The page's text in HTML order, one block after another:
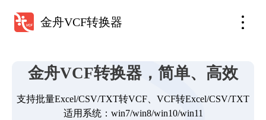
金舟VCF转换器
金舟VCF转换器，简单、高效
支持批量Excel/CSV/TXT转VCF、VCF转Excel/CSV/TXT
适用系统：win7/win8/win10/win11